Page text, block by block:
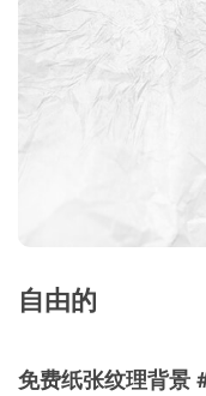
自由的
免费纸张纹理背